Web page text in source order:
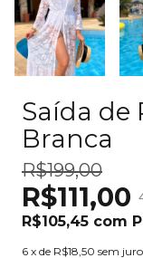
Saída de
Branca
R$199,00
R$111,00
R$105,45 com
6 x de R$18,50 sem